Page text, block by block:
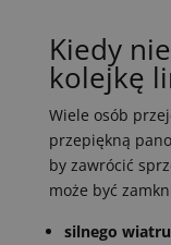
Kiedy
kolejkę
Wiele osób
przepiękną
by zawrócić
może być
silnego